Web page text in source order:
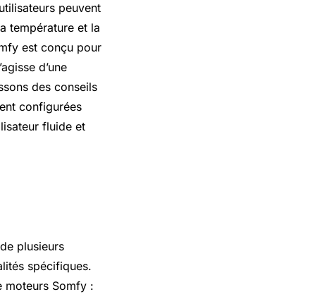
peuvent
température et la
est conçu pour
d’une
des conseils
configurées
fluide et
plusieurs
spécifiques.
moteurs Somfy :